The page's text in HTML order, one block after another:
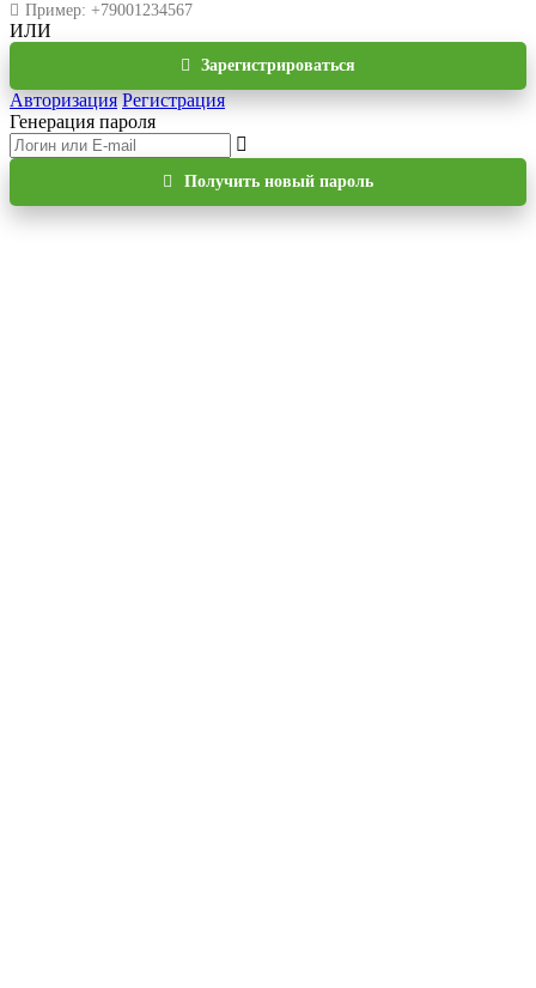
Пример: +79001234567
ИЛИ
Зарегистрироваться
Авторизация Регистрация
Генерация пароля
Получить новый пароль